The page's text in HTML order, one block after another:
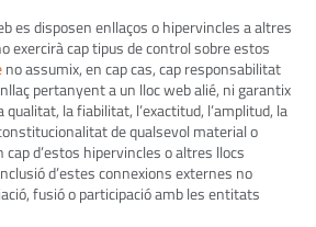
es disposen enllaços o hipervincles a altres
exercirà cap tipus de control sobre estos
no assumix, en cap cas, cap responsabilitat
pertanyent a un lloc web alié, ni garantix
la fiabilitat, l’exactitud, l’amplitud, la
de qualsevol material o
d’estos hipervincles o altres llocs
d’estes connexions externes no
fusió o participació amb les entitats